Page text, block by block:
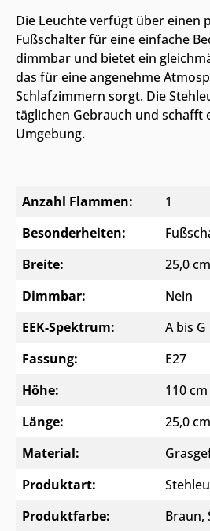
Die Leuchte verfügt über einen
Fußschalter für eine einfache
dimmbar und bietet ein
das für eine angenehme
Schlafzimmern sorgt. Die
täglichen Gebrauch und schafft
Umgebung.
Anzahl Flammen:
1
Besonderheiten:
Breite:
25,0 cm
Dimmbar:
Nein
EEK-Spektrum:
A bis G
Fassung:
E27
Höhe:
110 cm
Länge:
25,0 cm
Material:
Produktart:
Produktfarbe:
Braun,